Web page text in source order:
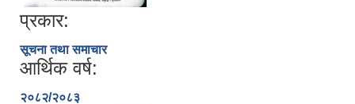
प्रकार:
सूचना तथा समाचार
आर्थिक वर्ष:
२०८२/२०८३